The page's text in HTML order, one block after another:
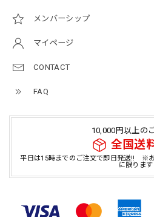
メンバーシップ
マイページ
CONTACT
FAQ
10,000円以上の
全国送
平日は15時までのご注文で即日発送!! ※
に限ります